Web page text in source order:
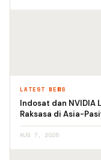
LATEST NEWS
Indosat dan NVIDIA
Raksasa di Asia-
AUG 7, 2026